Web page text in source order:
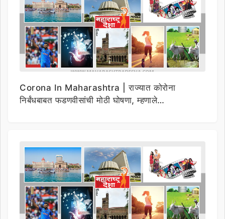
Corona In Maharashtra | राज्यात कोरोना
निर्बंधबाबत फडणवीसांची मोठी घोषणा, म्हणाले…